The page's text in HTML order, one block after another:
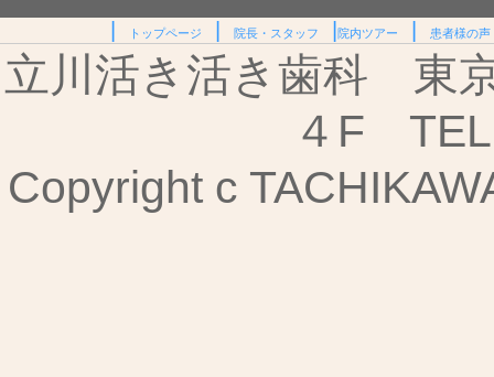
| トップページ | 院長・スタッフ |院内ツアー | 患者様の声
立川活き活き歯科 東
４F
Copyright c